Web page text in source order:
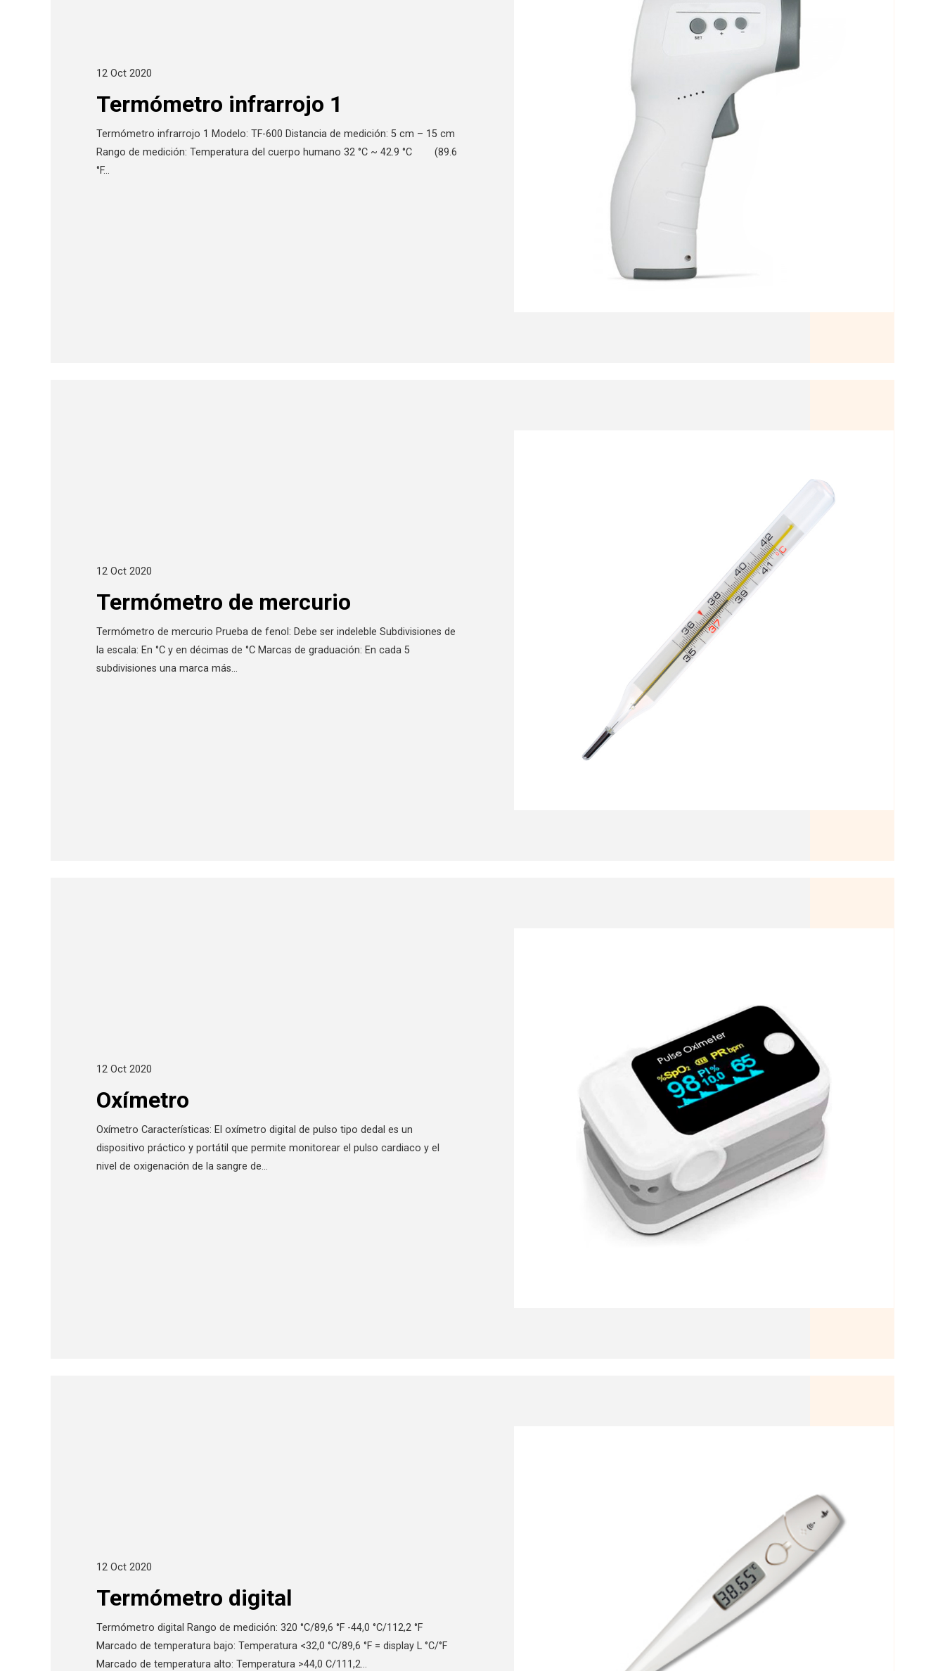
12 Oct 2020
Termómetro infrarrojo 1
Termómetro infrarrojo 1 Modelo: TF-600 Distancia de medición: 5 cm – 15 cm
Rango de medición: Temperatura del cuerpo humano 32 °C ~ 42.9 °C (89.6
°F…
12 Oct 2020
Termómetro de mercurio
Termómetro de mercurio Prueba de fenol: Debe ser indeleble Subdivisiones de
la escala: En °C y en décimas de °C Marcas de graduación: En cada 5
subdivisiones una marca más…
12 Oct 2020
Oxímetro
Oxímetro Características: El oxímetro digital de pulso tipo dedal es un
dispositivo práctico y portátil que permite monitorear el pulso cardiaco y el
nivel de oxigenación de la sangre de…
12 Oct 2020
Termómetro digital
Termómetro digital Rango de medición: 320 °C/89,6 °F -44,0 °C/112,2 °F
Marcado de temperatura bajo: Temperatura <32,0 °C/89,6 °F = display L °C/°F
Marcado de temperatura alto: Temperatura >44,0 C/111,2…